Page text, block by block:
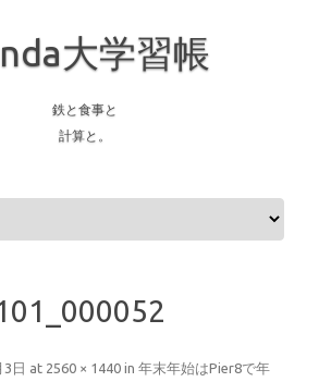
大学習帳
鉄と食事と
計算と。
日 at 2560 × 1440 in 年末年始はPier8で年